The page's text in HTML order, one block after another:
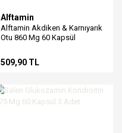
Alftamin
Alftamin Akdiken & Karnıyarık
Otu 860 Mg 60 Kapsül
509,90 TL